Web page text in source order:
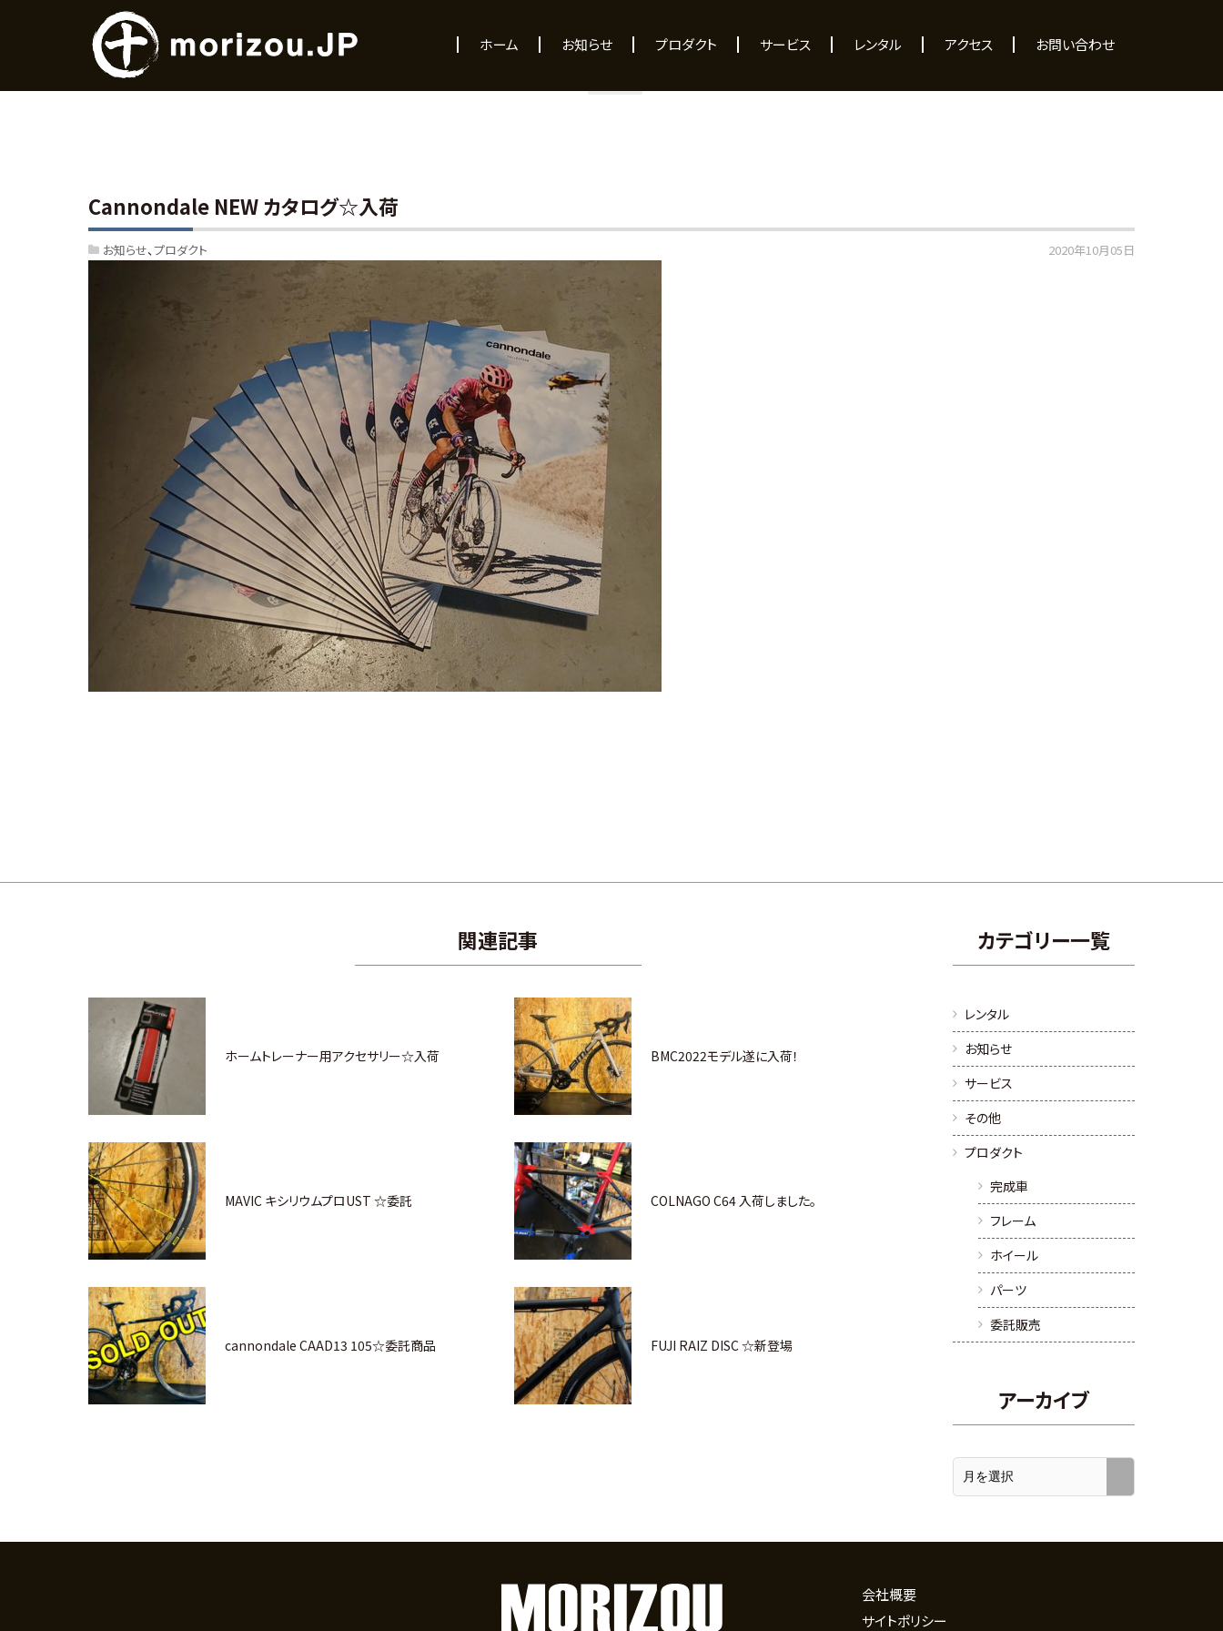
ホーム お知らせ プロダクト サービス レンタル アクセス お問い合わせ
NEWS
Cannondale NEW カタログ☆入荷
お知らせ プロダクト 2020年10月05日
関連記事
ホームトレーナー用アクセサリー☆入荷 BMC2022モデル遂に入荷！
MAVIC キシリウムプロUST ☆委託 COLNAGO C64 入荷しました。
cannondale CAAD13 105☆委託商品 FUJI RAIZ DISC ☆新登場
カテゴリー一覧
レンタル
お知らせ
サービス
その他
プロダクト
完成車
フレーム
ホイール
パーツ
委託販売
アーカイブ
会社概要
サイトポリシー